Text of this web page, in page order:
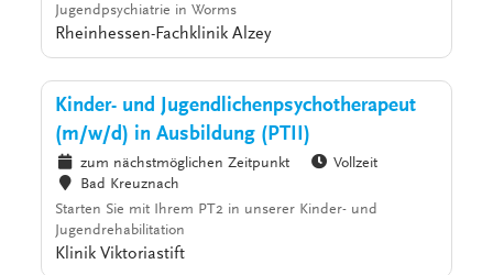
Jugendpsychiatrie in Worms
Rheinhessen-Fachklinik Alzey
Kinder- und Jugendlichenpsychotherapeut
(m/w/d) in Ausbildung (PTII)
zum nächstmöglichen Zeitpunkt
Vollzeit
Bad Kreuznach
Starten Sie mit Ihrem PT2 in unserer Kinder- und
Jugendrehabilitation
Klinik Viktoriastift